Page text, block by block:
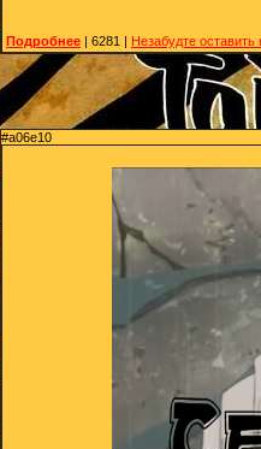
Подробнее | 6281 | Незабудте
#a06e10